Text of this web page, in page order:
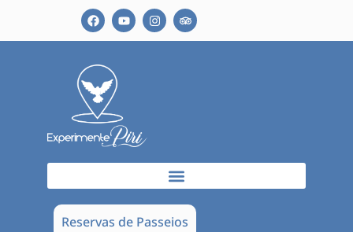
Reservas de Passeios